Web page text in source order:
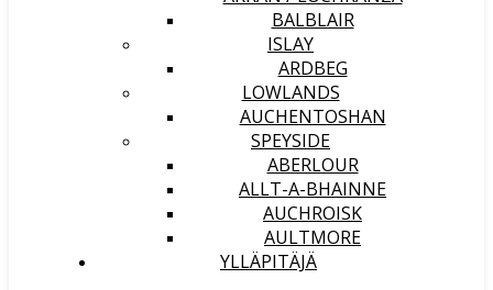
BALBLAIR
ISLAY
ARDBEG
LOWLANDS
AUCHENTOSHAN
SPEYSIDE
ABERLOUR
ALLT-A-BHAINNE
AUCHROISK
AULTMORE
YLLÄPITÄJÄ